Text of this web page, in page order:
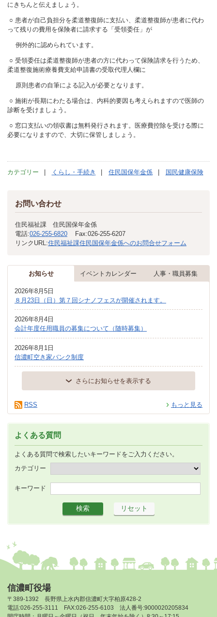
にきちんと伝えましょう。
○ 患者が自己負担分を柔道整復師に支払い、柔道整復師が患者に代わ
って残りの費用を保険者に請求する「受領委任」が
例外的に認められています。
○ 受領委任は柔道整復師が患者の方に代わって保険請求を行うため、
柔道整復施術療養費支給申請書の受取代理人欄に
原則患者の自筆による記入が必要となります。
○ 施術が長期にわたる場合は、内科的要因も考えられますので医師の
診断を受けましょう。
○ 窓口支払いの領収書は無料発行されます。医療費控除を受ける際に
必要になりますので、大切に保管しましょう。
カテゴリー くらし・手続き 住民国保年金係 国民健康保険
お問い合わせ
住民福祉課 住民国保年金係
電話:026-255-6820 Fax:026-255-6207
リンクURL:住民福祉課住民国保年金係へのお問合せフォーム
お知らせ イベントカレンダー 人事・職員募集
2026年8月5日
８月23日（日）第７回シナノフェスが開催されます。
2026年8月4日
会計年度任用職員の募集について（随時募集）
2026年8月1日
信濃町空き家バンク制度
さらにお知らせを表示する
もっと見る
RSS
よくある質問
よくある質問で検索したいキーワードをご入力ください。
カテゴリー
キーワード
信濃町役場
〒389-1392 長野県上水内郡信濃町大字柏原428-2
電話:026-255-3111 FAX:026-255-6103 法人番号:9000020205834